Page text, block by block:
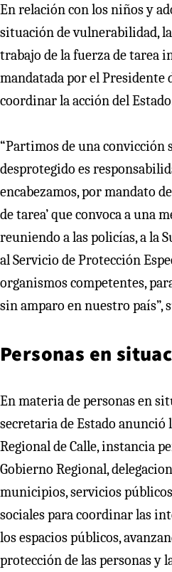
En relación con los niños y
situación de vulnerabilidad,
trabajo de la fuerza de tarea
mandatada por el Presidente
coordinar la acción del
“Partimos de una convicción
desprotegido es
encabezamos, por mandato
de tarea’ que convoca a una
reuniendo a las policías, a la
al Servicio de Protección
organismos competentes,
sin amparo en nuestro país”,
Personas en
En materia de personas en
secretaria de Estado anunció
Regional de Calle, instancia
Gobierno Regional,
municipios, servicios
sociales para coordinar las
los espacios públicos,
protección de las personas y